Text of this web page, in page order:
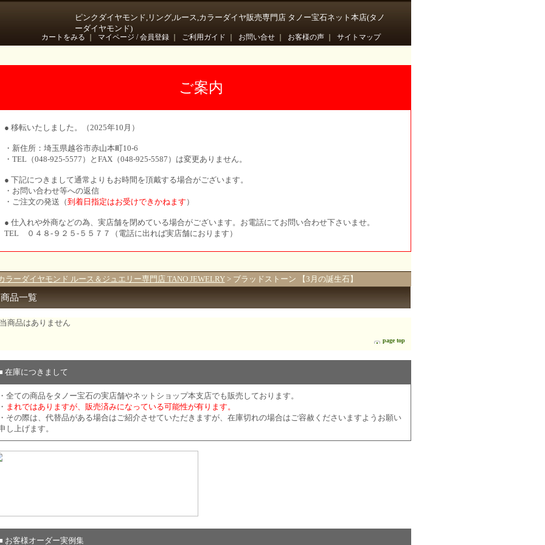
ピンクダイヤモンド,リング,ルース,カラーダイヤ販売専門店 タノー宝石ネット本店(タノ
ーダイヤモンド)
カートをみる マイページ / 会員登録｜ ご利用ガイド お問い合せ｜ お客様の声｜ サイトマップ
ご案内
● 移転いたしました。（2025年10月）
・新住所：埼玉県越谷市赤山本町10-6
・TEL（048-925-5577）とFAX（048-925-5587）は変更ありません。
● 下記につきまして通常よりもお時間を頂戴する場合がございます。
・お問い合わせ等への返信
・ご注文の発送（到着日指定はお受けできかねます ）
● 仕入れや外商などの為、実店舗を閉めている場合がございます。お電話にてお問い合わせ下さいませ。
TEL ０４８-９２５-５５７７（電話に出れば実店舗におります）
ラーダイヤモンド ルース＆ジュエリー専門店 TANO JEWELRY> ブラッドストーン 【3月の誕生石】
商品一覧
商品はありません
page top
在庫につきまして
全ての商品をタノー宝石の実店舗やネットショップ本支店でも販売しております。
まれではありますが、販売済みになっている可能性が有ります。
その際は、代替品がある場合はご紹介させていただきますが、在庫切れの場合はご容赦くださいますようお願い
し上げます。
お客様オーダー実例集